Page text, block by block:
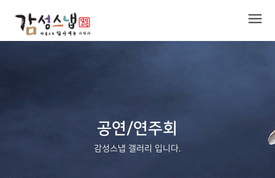
공연/연주회
감성스냅 갤러리 입니다.